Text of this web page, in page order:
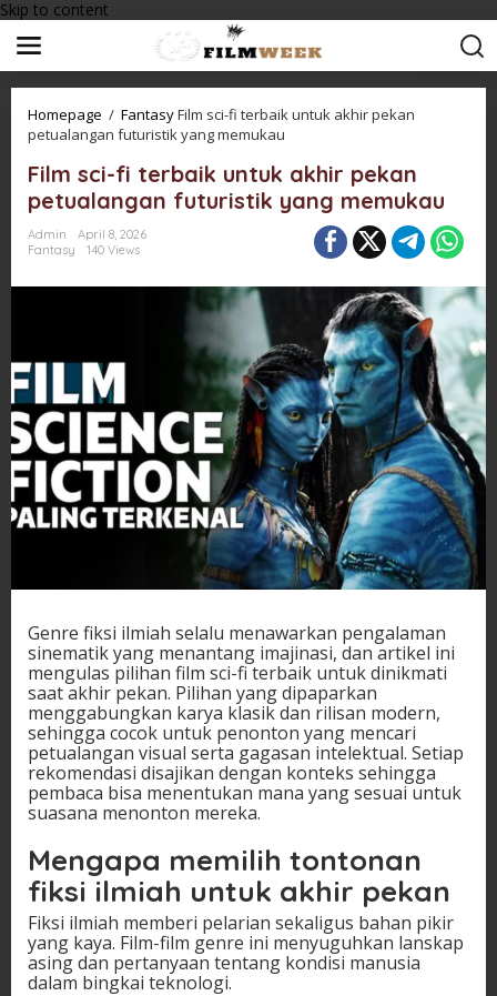
Skip to content
Homepage / FantasyFilm sci-fi terbaik untuk akhir pekan
petualangan futuristik yang memukau
Film sci-fi terbaik untuk akhir pekan
petualangan futuristik yang memukau
Admin
April 8, 2026
Fantasy
140 Views
Genre fiksi ilmiah selalu menawarkan pengalaman
sinematik yang menantang imajinasi, dan artikel ini
mengulas pilihan film sci-fi terbaik untuk dinikmati
saat akhir pekan. Pilihan yang dipaparkan
menggabungkan karya klasik dan rilisan modern,
sehingga cocok untuk penonton yang mencari
petualangan visual serta gagasan intelektual. Setiap
rekomendasi disajikan dengan konteks sehingga
pembaca bisa menentukan mana yang sesuai untuk
suasana menonton mereka.
Mengapa memilih tontonan
fiksi ilmiah untuk akhir pekan
Fiksi ilmiah memberi pelarian sekaligus bahan pikir
yang kaya. Film-film genre ini menyuguhkan lanskap
asing dan pertanyaan tentang kondisi manusia
dalam bingkai teknologi.